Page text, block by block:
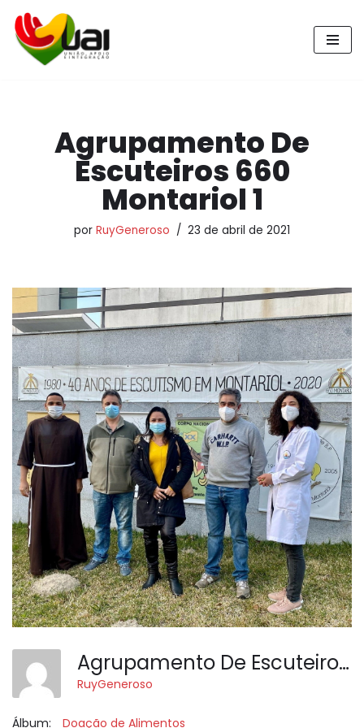
Pular
para
Agrupamento De
Escuteiros 660
Montariol 1
por RuyGeneroso 23 de abril de 2021
Agrupamento De Escuteiros 660 Montariol 1
RuyGeneroso
Álbum: Doação de Alimentos